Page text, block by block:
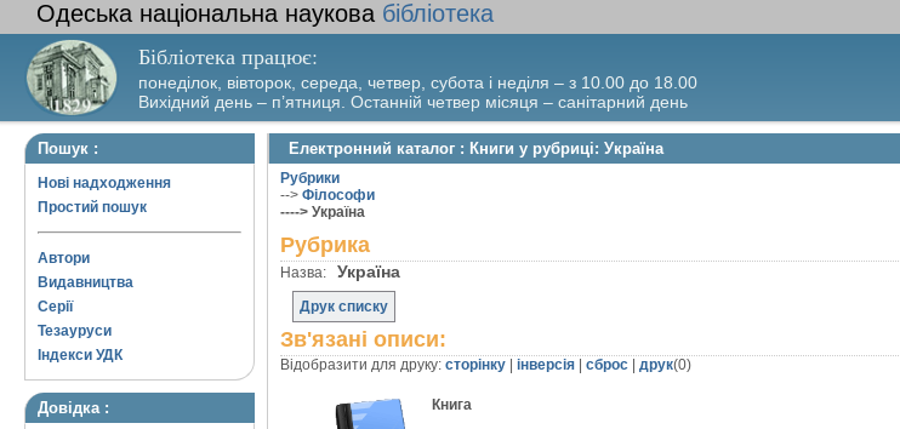
Одеська національна наукова бібліотека
Бібліотека працює:
понеділок, вівторок, середа, четвер, субота і неділя – з 10.00 до 18.00
Вихідний день – п’ятниця. Останній четвер місяця – санітарний день
Пошук :
Нові надходження
Простий пошук
Автори
Видавництва
Серії
Тезауруси
Індекси УДК
Довідка :
Електронний каталог : Книги у рубриці: Україна
Рубрики
--> Філософи
----> Україна
Рубрика
Назва: Україна
Друк списку
Зв'язані описи:
Відобразити для друку: сторінку інверсія сброс друк(0)
Книга